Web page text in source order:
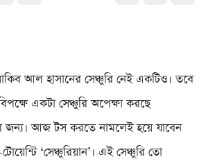
আল হাসানের সেঞ্চুরি নেই একটিও। তবে
একটা সেঞ্চুরি অপেক্ষা করছে
জন্য। আজ টস করতে নামলেই হয়ে যাবেন
‘সেঞ্চুরিয়ান’। এই সেঞ্চুরি তো